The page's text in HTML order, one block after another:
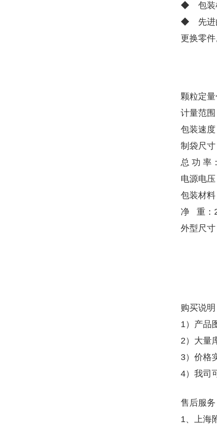
◆ 包装
◆ 先进
更换零
颗粒定
计量范
包装速
制袋尺
总 功 率
电源电
包装材
净 重：
外型尺
购买说
1）产品
2）大量
3）价格
4）我司
售后服
1、上海